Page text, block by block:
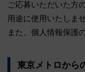
ご応募いただいた方
用途に使用いたしませ
また、個人情報保護
東京メトロから